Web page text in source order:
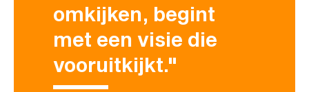
omkijken, begint
met een visie die
vooruitkijkt."